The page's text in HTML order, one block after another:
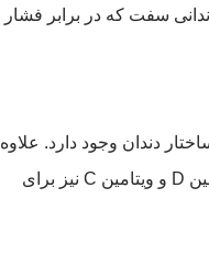
سفت که در برابر فشار
دندان وجود دارد. علاوه
بر کلسیم، فسفر، منیزیم، فلوراید و کلر از دیگر مواد معدنی حیاتی هستند که برای ساخت دندان مورد نیاز هستند. همچنین ویتامین D و ویتامین C نیز برای